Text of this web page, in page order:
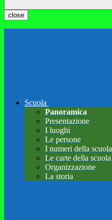
close
Scuola
Panoramica
Presentazione
I luoghi
Le persone
I numeri della scuola
Le carte della scuola
Organizzazione
La storia